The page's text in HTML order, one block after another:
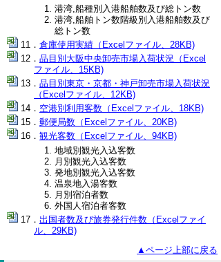
港湾,船種別入港船舶数及び総トン数
港湾,船舶トン数階級別入港船舶数及び
総トン数
倉庫使用実績（Excelファイル、28KB)
品目別大阪中央卸売市場入荷状況（Excel
ファイル、15KB)
品目別東京・京都・神戸卸売市場入荷状況
（Excelファイル、12KB)
空港別利用客数（Excelファイル、18KB)
郵便局数（Excelファイル、20KB)
観光客数（Excelファイル、94KB)
地域別観光入込客数
月別観光入込客数
発地別観光入込客数
温泉地入湯客数
月別宿泊者数
外国人宿泊者客数
出国者数及び旅券発行件数（Excelファイ
ル、29KB)
▲ページ上部に戻る